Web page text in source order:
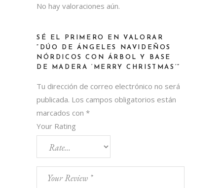
No hay valoraciones aún.
SÉ EL PRIMERO EN VALORAR
“DÚO DE ÁNGELES NAVIDEÑOS
NÓRDICOS CON ÁRBOL Y BASE
DE MADERA ‘MERRY CHRISTMAS’”
Tu dirección de correo electrónico no será
publicada. Los campos obligatorios están
marcados con *
Your Rating